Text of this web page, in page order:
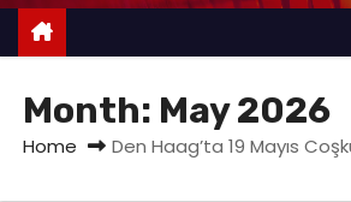
e
Month: May 2026
Home Den Haag’ta 19 Mayıs